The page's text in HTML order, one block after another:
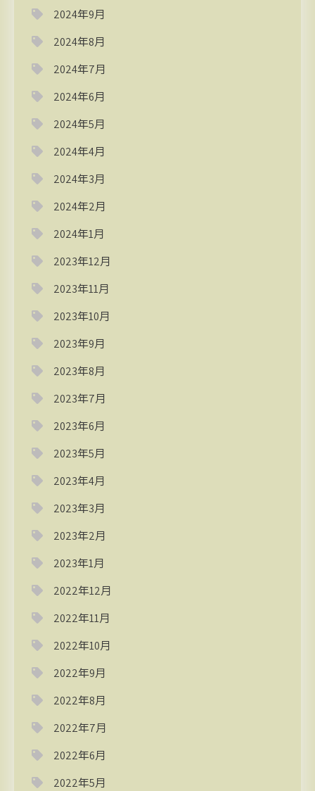
2024年9月
2024年8月
2024年7月
2024年6月
2024年5月
2024年4月
2024年3月
2024年2月
2024年1月
2023年12月
2023年11月
2023年10月
2023年9月
2023年8月
2023年7月
2023年6月
2023年5月
2023年4月
2023年3月
2023年2月
2023年1月
2022年12月
2022年11月
2022年10月
2022年9月
2022年8月
2022年7月
2022年6月
2022年5月